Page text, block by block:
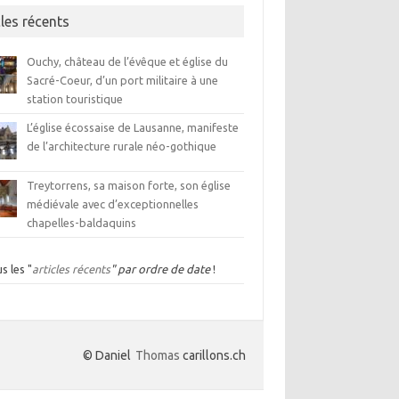
récents
Ouchy, château de l’évêque et église du
Sacré-Coeur, d’un port militaire à une
station touristique
L’église écossaise de Lausanne, manifeste
de l’architecture rurale néo-gothique
Treytorrens, sa maison forte, son église
médiévale avec d’exceptionnelles
chapelles-baldaquins
les "articles récents" par ordre de date!
© Daniel Thomas carillons.ch